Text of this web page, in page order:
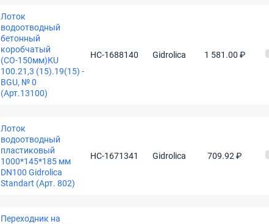
Лоток
водоотводный
бетонный
коробчатый
(СО-150мм)КU
100.21,3 (15).19(15) -
BGU, № 0
(Арт.13100)
НС-1688140 Gidrolica 1 581.00 ₽
Лоток
водоотводный
пластиковый
1000*145*185 мм
DN100 Gidrolica
Standart (Арт. 802)
НС-1671341 Gidrolica 709.92 ₽
Переходник на